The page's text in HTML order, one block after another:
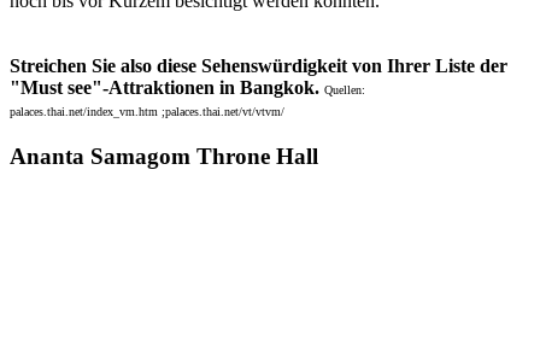
Streichen Sie also diese Sehenswürdigkeit von Ihrer Liste der
"Must see"-Attraktionen in Bangkok. Quellen:
palaces.thai.net/index_vm.htm ;palaces.thai.net/vt/vtvm/
Ananta Samagom Throne Hall